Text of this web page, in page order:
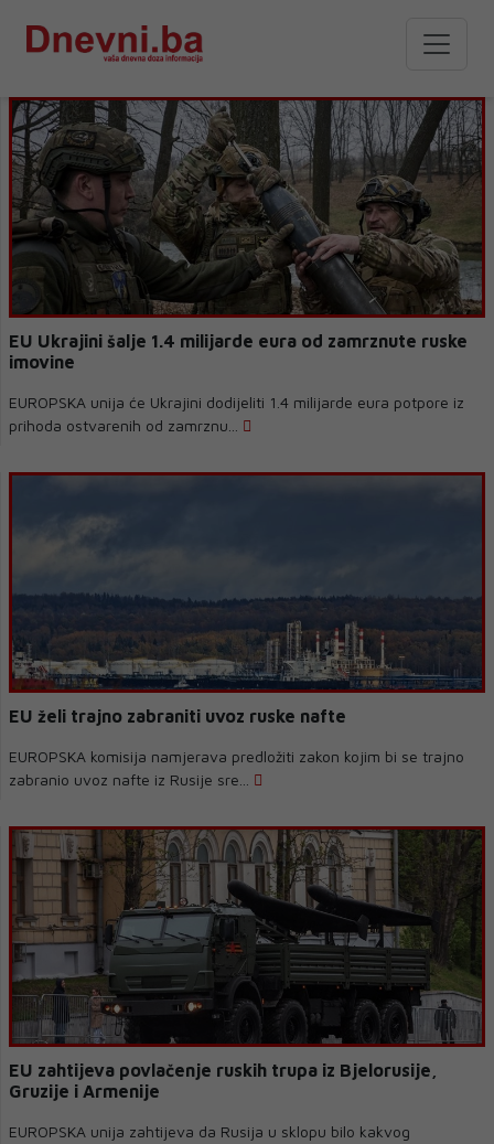
EU Ukrajini šalje 1.4 milijarde eura od zamrznute ruske
imovine
EUROPSKA unija će Ukrajini dodijeliti 1.4 milijarde eura potpore iz
prihoda ostvarenih od zamrznu...
EU želi trajno zabraniti uvoz ruske nafte
EUROPSKA komisija namjerava predložiti zakon kojim bi se trajno
zabranio uvoz nafte iz Rusije sre...
EU zahtijeva povlačenje ruskih trupa iz Bjelorusije,
Gruzije i Armenije
EUROPSKA unija zahtijeva da Rusija u sklopu bilo kakvog